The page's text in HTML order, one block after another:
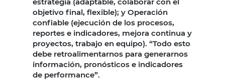
objetivo final, flexible); y Operación
confiable (ejecución de los procesos,
reportes e indicadores, mejora continua y
proyectos, trabajo en equipo). “Todo esto
debe retroalimentarnos para generarnos
información, pronósticos e indicadores
de performance”.